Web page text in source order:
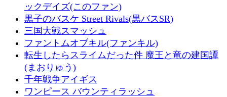
ックデイズ(このファン)
黒子のバスケ Street Rivals(黒バスSR)
三国大戦スマッシュ
ファントムオブキル(ファンキル)
転生したらスライムだった件 魔王と竜の建国譚
(まおりゅう)
千年戦争アイギス
ワンピース バウンティラッシュ